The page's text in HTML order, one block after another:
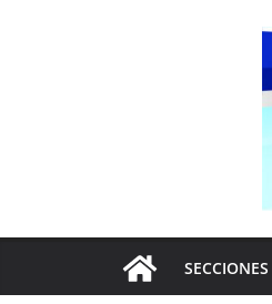
SECCIONES